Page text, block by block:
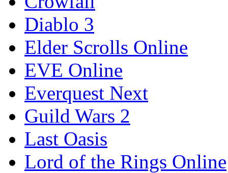
Diablo 3
Elder Scrolls Online
EVE Online
Everquest Next
Guild Wars 2
Last Oasis
Lord of the Rings Online